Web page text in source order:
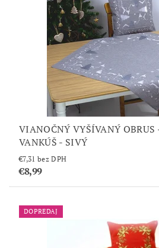
VIANOČNÝ VYŠÍVANÝ
VANKÚŠ - SIVÝ
€7,31 bez DPH
€8,99
DOPREDAJ